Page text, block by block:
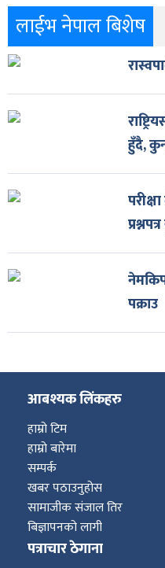
लाईभ नेपाल बिशेष
हुँदै,
पक्राउ
आबश्यक लिंकहरु
हाम्रो टिम
हाम्रो बारेमा
सम्पर्क
खबर पठाउनुहोस
सामाजीक संजाल तिर
बिज्ञापनको लागी
पत्राचार ठेगाना